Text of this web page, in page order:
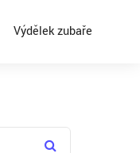
Výdělek zubaře